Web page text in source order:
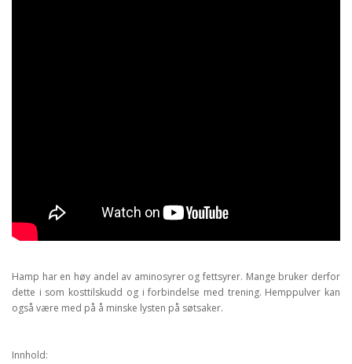
Hamp har en høy andel av aminosyrer og fettsyrer. Mange bruker derfor
dette i som kosttilskudd og i forbindelse med trening. Hemppulver kan
også være med på å minske lysten på søtsaker.
Innhold: